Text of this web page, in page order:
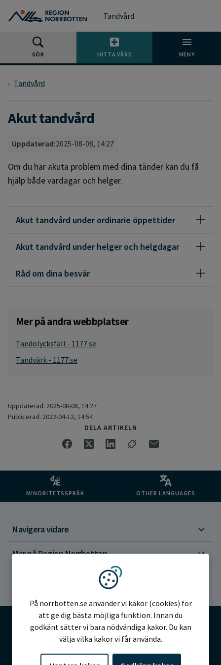
Tandvård
SÖK HITTA VÅRD MENY
Tandvård
Akut tandvård
Uppdaterad:2025-08-08, 14:27
Om du har akuta problem med dina tänder kan du få
hjälp både vardagar och helger.
Akut tandvård under ordinarie öppettider
Akut tandvård under helger och helgdagar
Råd om dina besvär
Mer på andra webbplatser
Tandolycksfall - 1177.se
Tandvärk - 1177.se
Uppdaterad: 2025-08-08, 14:27
Publicerad: 2022-04-12, 14:54
DELA ARTIKELN
MINORITETSSPRÅK OTHER LANGUAGES
Navigera vidare
Mer på Region Norrbotten
©2026 Region Norrbotten
Vi använder kakor
På norrbotten.se använder vi kakor (cookies) för
att ge dig bästa möjliga funktion. Innan du
godkänt sätter vi bara nödvändiga kakor. Du kan
välja vilka kakor vi får använda.